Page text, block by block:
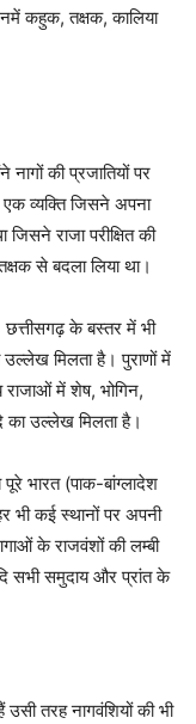
कहुक, तक्षक, कालिया
की प्रजातियों पर
व्यक्ति जिसने अपना
राजा परीक्षित की
से बदला लिया था।
छत्तीसगढ़ के बस्तर में भी
मिलता है। पुराणों में
में शेष, भोगिन,
का उल्लेख मिलता है।
भारत (पाक-बांग्लादेश
भी कई स्थानों पर अपनी
के राजवंशों की लम्बी
सभी समुदाय और प्रांत के
तरह नागवंशियों की भी